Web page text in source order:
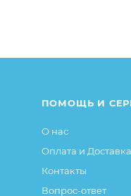
ПОМОЩЬ И
О нас
Оплата и Доставка
Контакты
Вопрос-ответ